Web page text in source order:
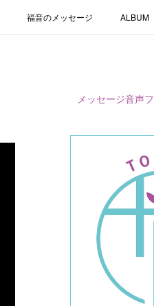
福音のメッセージ ALBUM
メッセージ音声